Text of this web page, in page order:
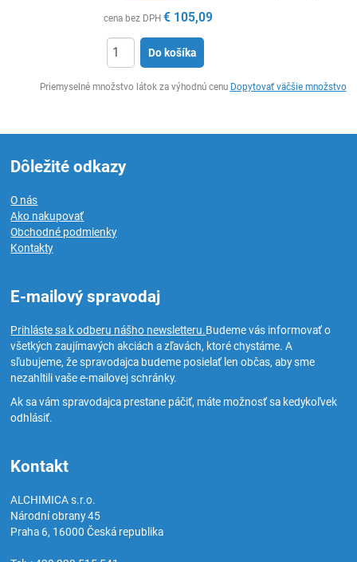
cena bez DPH € 105,09
Do košíka
Priemyselné množstvo látok za výhodnú cenu Dopytovať väčšie množstvo
Dôležité odkazy
O nás
Ako nakupovať
Obchodné podmienky
Kontakty
E-mailový spravodaj
Prihláste sa k odberu nášho newsletteru.Budeme vás informovať o
všetkých zaujímavých akciách a zľavách, ktoré chystáme. A
sľubujeme, že spravodajca budeme posielať len občas, aby sme
nezahltili vaše e-mailovej schránky.
Ak sa vám spravodajca prestane páčiť, máte možnosť sa kedykoľvek
odhlásiť.
Kontakt
ALCHIMICA s.r.o.
Národní obrany 45
Praha 6, 16000Česká republika